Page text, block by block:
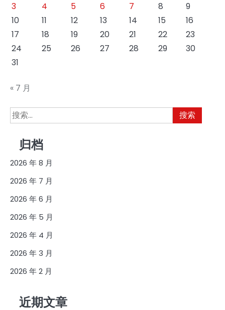
3
4 5 6 7 8
9
10
11 12 13 14 15
16
17
18 19 20 21 22
23
24
25 26 27 28 29
30
31
« 7 月
搜
索：
归档
2026 年 8 月
2026 年 7 月
2026 年 6 月
2026 年 5 月
2026 年 4 月
2026 年 3 月
2026 年 2 月
近期文章